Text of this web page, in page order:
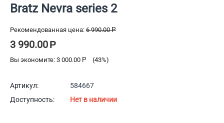
Bratz Nevra series 2
Рекомендованная цена: 6 990.00 Р
3 990.00Р
Вы экономите: 3 000.00 Р (43%)
Артикул:
584667
Доступность:
Нет в наличии